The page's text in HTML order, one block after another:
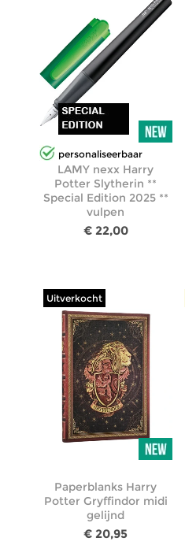
personaliseerbaar
LAMY nexx Harry
Potter Slytherin **
Special Edition 2025 **
vulpen
€ 22,00
Uitverkocht
Paperblanks Harry
Potter Gryffindor midi
gelijnd
€ 20,95